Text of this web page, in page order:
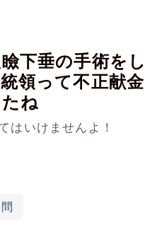
下垂の手術をし
領って不正献金
ね
はいけませんよ！